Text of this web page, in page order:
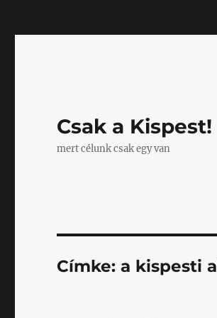
Csak a Kispest!
mert célunk csak egy van
Címke:a kispesti